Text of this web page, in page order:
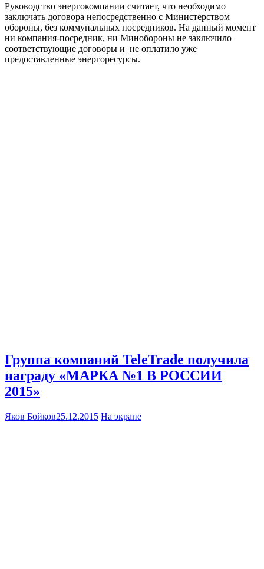
Руководство энергокомпании считает, что необходимо
заключать договора непосредственно с Министерством
обороны, без коммунальных посредников. На данный момент
ни компания-посредник, ни Минобороны не заключило
соответствующие договоры и не оплатило уже
предоставленные энергоресурсы.
Группа компаний TeleTrade получила
награду «МАРКА №1 В РОССИИ
2015»
Яков Бойков25.12.2015 На экране